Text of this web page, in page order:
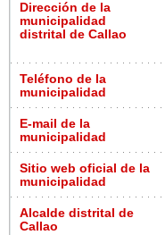
Dirección de la
municipalidad
distrital de Callao
Teléfono de la
municipalidad
E-mail de la
municipalidad
Sitio web oficial de la
municipalidad
Alcalde distrital de
Callao